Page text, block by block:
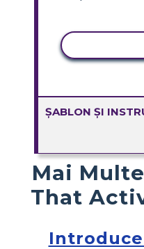
ȘABLON ȘI
Mai
That